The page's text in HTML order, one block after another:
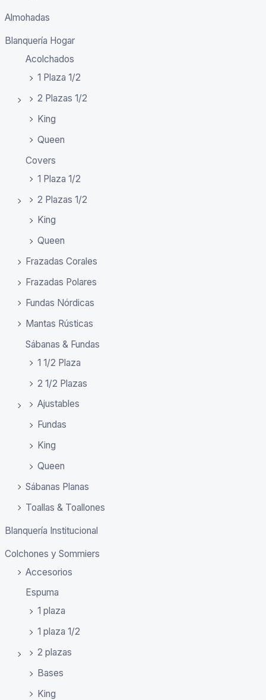
Almohadas
Blanquería Hogar
Acolchados
1 Plaza 1/2
2 Plazas 1/2
King
Queen
Covers
1 Plaza 1/2
2 Plazas 1/2
King
Queen
Frazadas Corales
Frazadas Polares
Fundas Nórdicas
Mantas Rústicas
Sábanas & Fundas
1 1/2 Plaza
2 1/2 Plazas
Ajustables
Fundas
King
Queen
Sábanas Planas
Toallas & Toallones
Blanquería Institucional
Colchones y Sommiers
Accesorios
Espuma
1 plaza
1 plaza 1/2
2 plazas
Bases
King